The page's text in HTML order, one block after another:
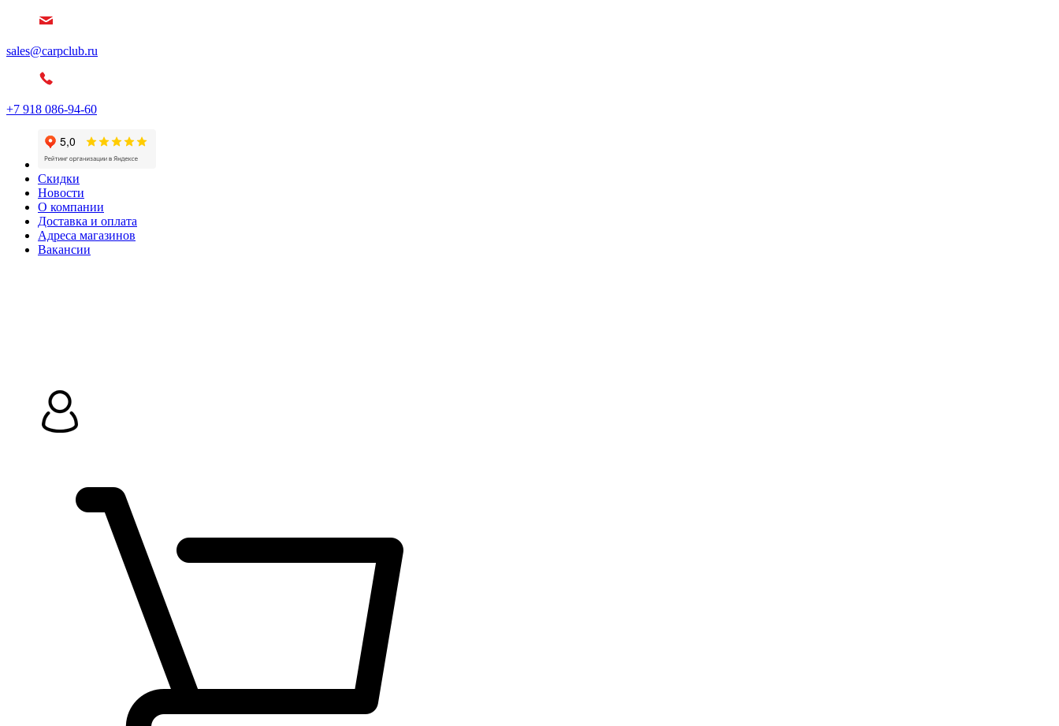
sales@carpclub.ru
+7 918 086-94-60
Скидки
Новости
О компании
Доставка и оплата
Адреса магазинов
Вакансии